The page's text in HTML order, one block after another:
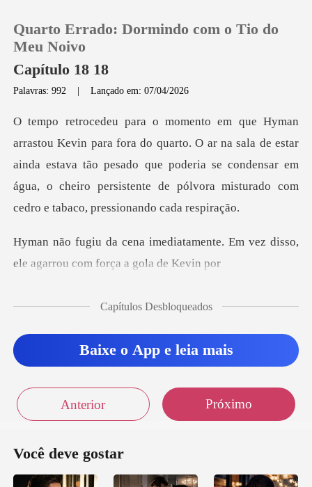
Loja
Histórico
Baixar App
Quarto Errado: Dormindo com o Tio do
Meu Noivo
Capítulo 18 18
Palavras: 992 |Lançado em: 07/04/2026
ar na sala de estar
ainda estava tão pesado que poderia se condensar em
água, o che
amente. Em vez disso,
ele agarr
Capítulos Desbloqueados
Baixe o App e leia mais
Anterior Próximo
Você deve gostar